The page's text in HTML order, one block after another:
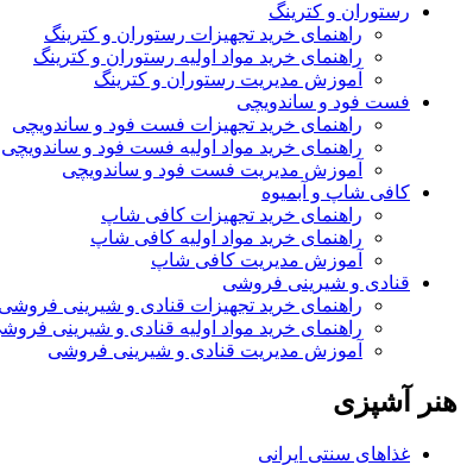
رستوران و کترینگ
راهنمای خرید تجهیزات رستوران و کترینگ
راهنمای خرید مواد اولیه رستوران و کترینگ
آموزش مدیریت رستوران و کترینگ
فست فود و ساندویچی
راهنمای خرید تجهیزات فست فود و ساندویچی
راهنمای خرید مواد اولیه فست فود و ساندویچی
آموزش مدیریت فست فود و ساندویچی
کافی شاپ و آبمیوه
راهنمای خرید تجهیزات کافی شاپ
راهنمای خرید مواد اولیه کافی‌ شاپ‌
آموزش مدیریت کافی شاپ
قنادی و شیرینی فروشی
راهنمای خرید تجهیزات قنادی و شیرینی فروشی
راهنمای خرید مواد اولیه قنادی و شیرینی
آموزش مدیریت قنادی و شیرینی فروشی
هنر آشپزی
غذاهای سنتی ایرانی